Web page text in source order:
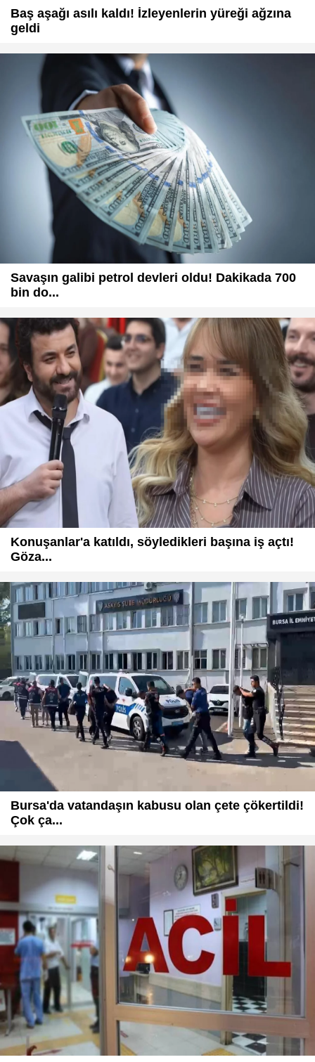
Baş aşağı asılı kaldı! İzleyenlerin yüreği ağzına
geldi
Savaşın galibi petrol devleri oldu! Dakikada 700
bin do...
Konuşanlar'a katıldı, söyledikleri başına iş açtı!
Göza...
Bursa'da vatandaşın kabusu olan çete çökertildi!
Çok ça...